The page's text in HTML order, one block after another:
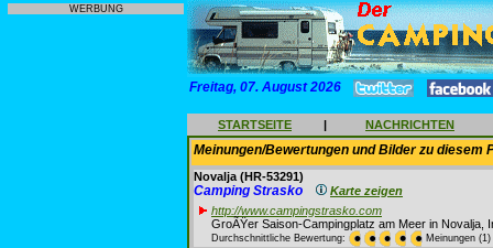
WERBUNG
Freitag, 07. August 2026
STARTSEITE | NACHRICHTEN
Meinungen/Bewertungen und Bilder zu diesem
Novalja (HR-53291)
Camping Strasko
Karte zeigen
http://www.campingstrasko.com
GroÃŸer Saison-Campingplatz am Meer in Novalja,
Durchschnittliche Bewertung: Meinungen (1)